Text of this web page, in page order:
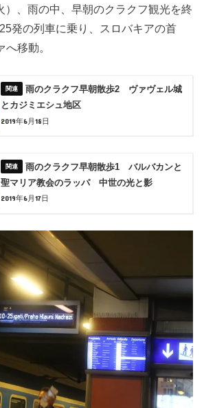
）、雨の中、早朝のクラクフ観光を終
発の列車に乗り、スロバキアの首
移動。
雨のクラクフ早朝散歩2 ヴァヴェル城
とカジミエシュ地区
2019年6月18日
雨のクラクフ早朝散歩1 バルバカンと
聖マリア教会のラッパ 中世の光と影
2019年6月17日